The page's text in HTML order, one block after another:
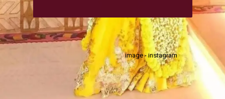
image - instagram